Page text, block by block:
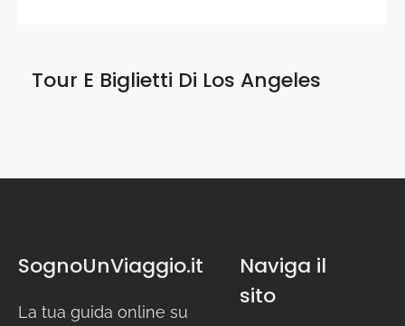
Tour E Biglietti Di Los Angeles
SognoUnViaggio.it
La tua guida online su
Naviga il
sito